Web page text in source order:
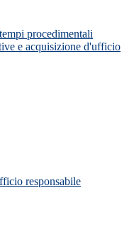
procedimentali
e acquisizione d'ufficio
responsabile